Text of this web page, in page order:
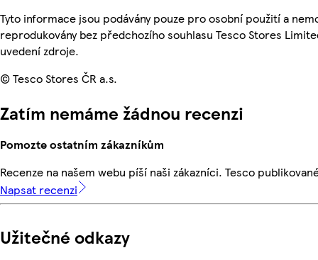
Tyto informace jsou podávány pouze pro osobní použití a
reprodukovány bez předchozího souhlasu Tesco Stores
uvedení zdroje.
© Tesco Stores ČR a.s.
Zatím nemáme žádnou recenzi
Pomozte ostatním zákazníkům
Recenze na našem webu píší naši zákazníci. Tesco
Napsat recenzi
Užitečné odkazy